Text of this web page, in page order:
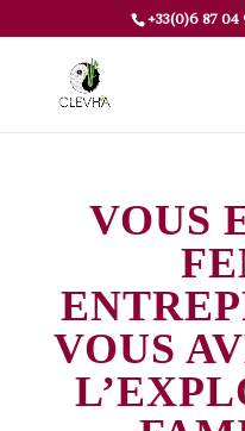
+33(0)6 87 04
VOUS
VOUS